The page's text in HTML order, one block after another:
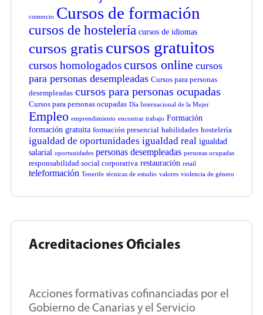
comercio Cursos de formación
cursos de hostelería cursos de idiomas
cursos gratis cursos gratuitos
cursos homologadoscursos online cursos
para personas desempleadas Cursos para personas
desempleadas cursos para personas ocupadas
Cursos para personas ocupadas Día Internacional de la Mujer
Empleo emprendimiento encontrar trabajo Formación
formación gratuita formación presencial habilidades hostelería
igualdad de oportunidades igualdad real igualdad
salarial oportunidades personas desempleadas personas ocupadas
responsabilidad social corporativa restauración retail
teleformación Tenerife técnicas de estudio valores violencia de género
Acreditaciones Oficiales
Acciones formativas cofinanciadas por el
Gobierno de Canarias y el Servicio